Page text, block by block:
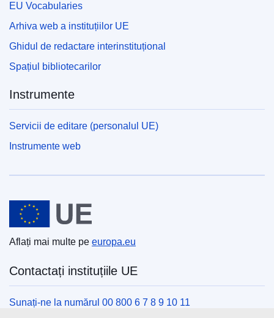
EU Vocabularies
Arhiva web a instituțiilor UE
Ghidul de redactare interinstituțional
Spațiul bibliotecarilor
Instrumente
Servicii de editare (personalul UE)
Instrumente web
Uniunea Europeană
Aflați mai multe pe europa.eu
Contactați instituțiile UE
Sunați-ne la numărul 00 800 6 7 8 9 10 11